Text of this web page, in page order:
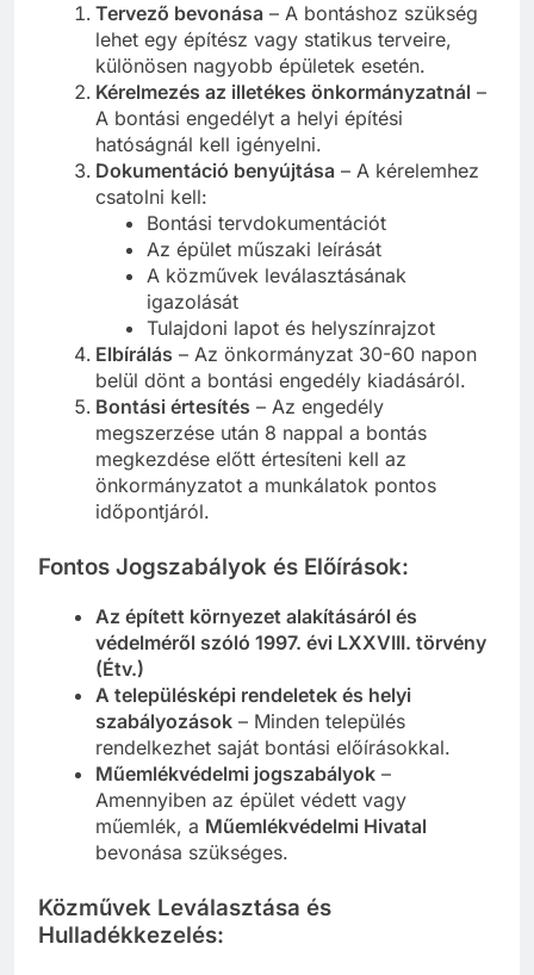
Tervező bevonása – A bontáshoz szükség
lehet egy építész vagy statikus terveire,
különösen nagyobb épületek esetén.
Kérelmezés az illetékes önkormányzatnál –
A bontási engedélyt a helyi építési
hatóságnál kell igényelni.
Dokumentáció benyújtása – A kérelemhez
csatolni kell:
Bontási tervdokumentációt
Az épület műszaki leírását
A közművek leválasztásának
igazolását
Tulajdoni lapot és helyszínrajzot
Elbírálás – Az önkormányzat 30-60 napon
belül dönt a bontási engedély kiadásáról.
Bontási értesítés – Az engedély
megszerzése után 8 nappal a bontás
megkezdése előtt értesíteni kell az
önkormányzatot a munkálatok pontos
időpontjáról.
Fontos Jogszabályok és Előírások:
Az épített környezet alakításáról és
védelméről szóló 1997. évi LXXVIII. törvény
(Étv.)
A településképi rendeletek és helyi
szabályozások – Minden település
rendelkezhet saját bontási előírásokkal.
Műemlékvédelmi jogszabályok –
Amennyiben az épület védett vagy
műemlék, a Műemlékvédelmi Hivatal
bevonása szükséges.
Közművek Leválasztása és
Hulladékkezelés: